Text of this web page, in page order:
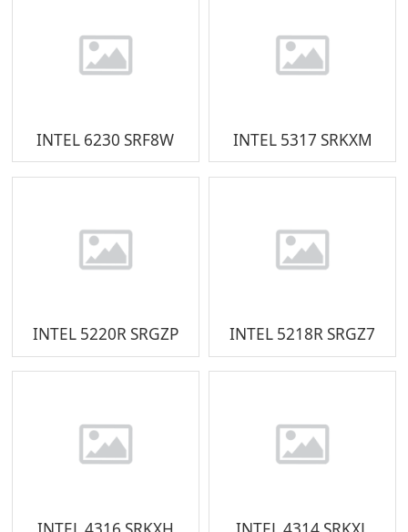
INTEL 6230 SRF8W INTEL 5317 SRKXM
INTEL 5220R SRGZP INTEL 5218R SRGZ7